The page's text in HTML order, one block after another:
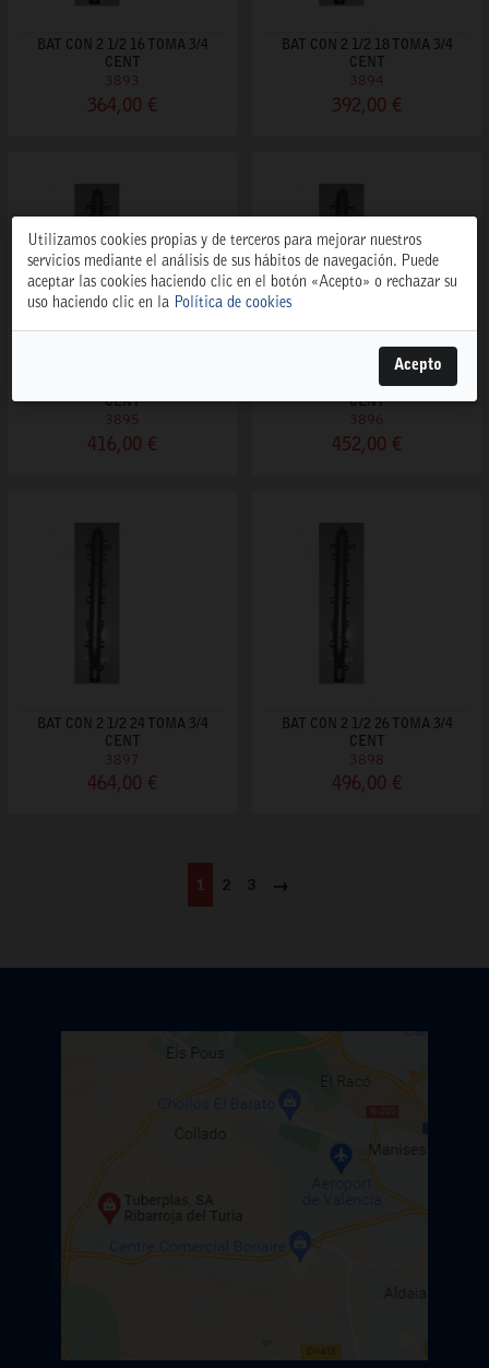
BAT CON 2 1/2 16 TOMA 3/4
CENT
3893
364,00 €
BAT CON 2 1/2 18 TOMA 3/4
CENT
3894
392,00 €
CENT
3895
416,00 €
BAT CON 2 1/2 22 TOMA 3/4
CENT
3896
452,00 €
BAT CON 2 1/2 24 TOMA 3/4
CENT
3897
464,00 €
BAT CON 2 1/2 26 TOMA 3/4
CENT
3898
496,00 €
1 2 3 Siguiente
Utilizamos cookies propias y de terceros para mejorar nuestros
servicios mediante el análisis de sus hábitos de navegación. Puede
aceptar las cookies haciendo clic en el botón «Acepto» o rechazar su
uso haciendo clic en la Política de cookies
Acepto